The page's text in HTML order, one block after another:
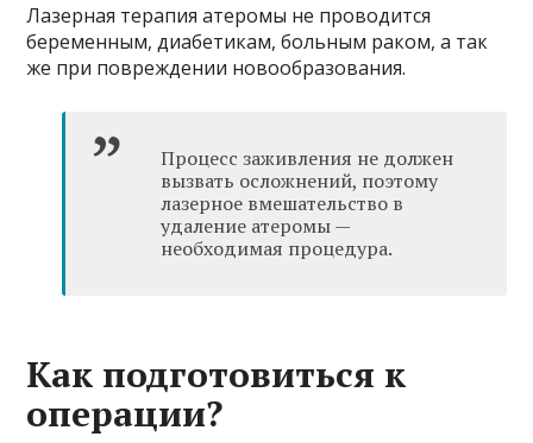
Лазерная терапия атеромы не проводится
беременным, диабетикам, больным раком, а так
же при повреждении новообразования.
Процесс заживления не должен
вызвать осложнений, поэтому
лазерное вмешательство в
удаление атеромы —
необходимая процедура.
Как подготовиться к
операции?